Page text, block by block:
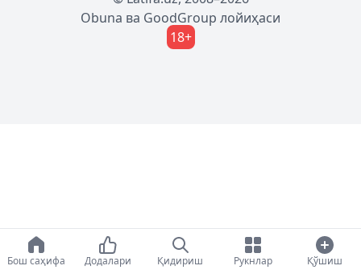
Obuna ва GoodGroup лойиҳаси
18+
Бош саҳифа Додалари Қидириш Рукнлар Қўшиш